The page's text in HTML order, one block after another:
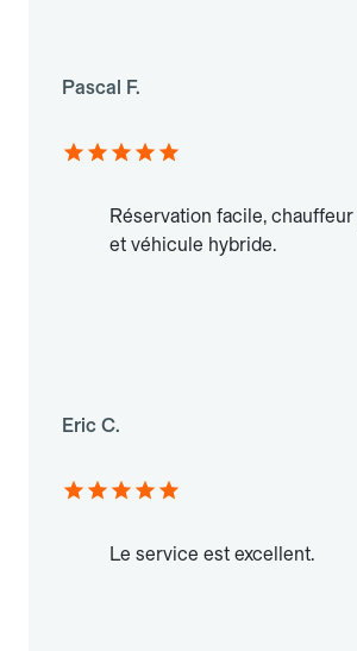
Pascal F.
Réservation facile, chauffeur
et véhicule hybride.
Eric C.
Le service est excellent.